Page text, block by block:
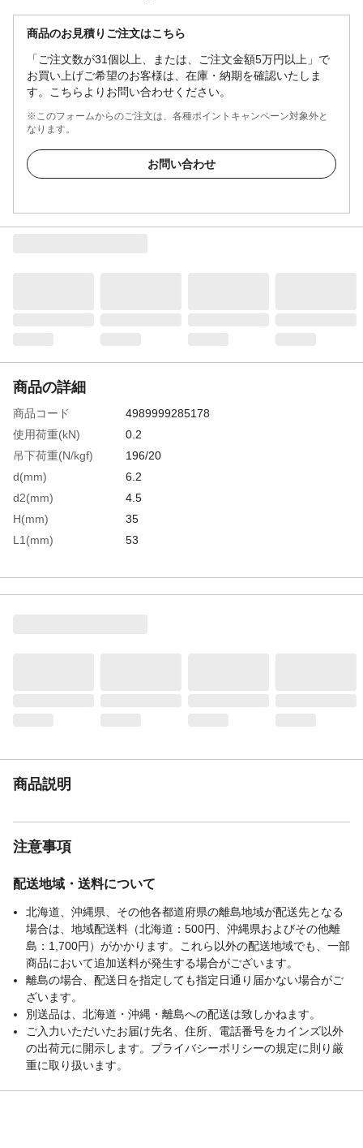
商品のお見積りご注文はこちら
「ご注文数が31個以上、または、ご注文金額5万円以上」で
お買い上げご希望のお客様は、在庫・納期を確認いたしま
す。こちらよりお問い合わせください。
※このフォームからのご注文は、各種ポイントキャンペーン対象外と
なります。
お問い合わせ
商品の詳細
商品コード
4989999285178
使用荷重(kN)
0.2
吊下荷重(N/kgf)
196/20
d(mm)
6.2
d2(mm)
4.5
H(mm)
35
L1(mm)
53
R(mm)
4
商品説明
注意事項
配送地域・送料について
北海道、沖縄県、その他各都道府県の離島地域が配送先となる
場合は、地域配送料（北海道：500円、沖縄県およびその他離
島：1,700円）がかかります。これら以外の配送地域でも、一部
商品において追加送料が発生する場合がございます。
離島の場合、配送日を指定しても指定日通り届かない場合がご
ざいます。
別送品は、北海道・沖縄・離島への配送は致しかねます。
ご入力いただいたお届け先名、住所、電話番号をカインズ以外
の出荷元に開示します。プライバシーポリシーの規定に則り厳
重に取り扱います。